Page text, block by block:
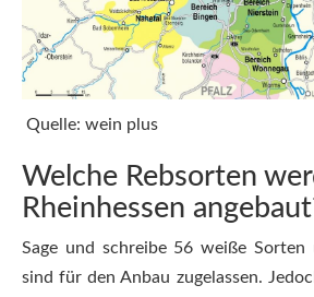
Quelle: wein plus
Welche Rebsorten
Rheinhessen
Sage und schreibe 56 weiße
sind für den Anbau zugelassen.